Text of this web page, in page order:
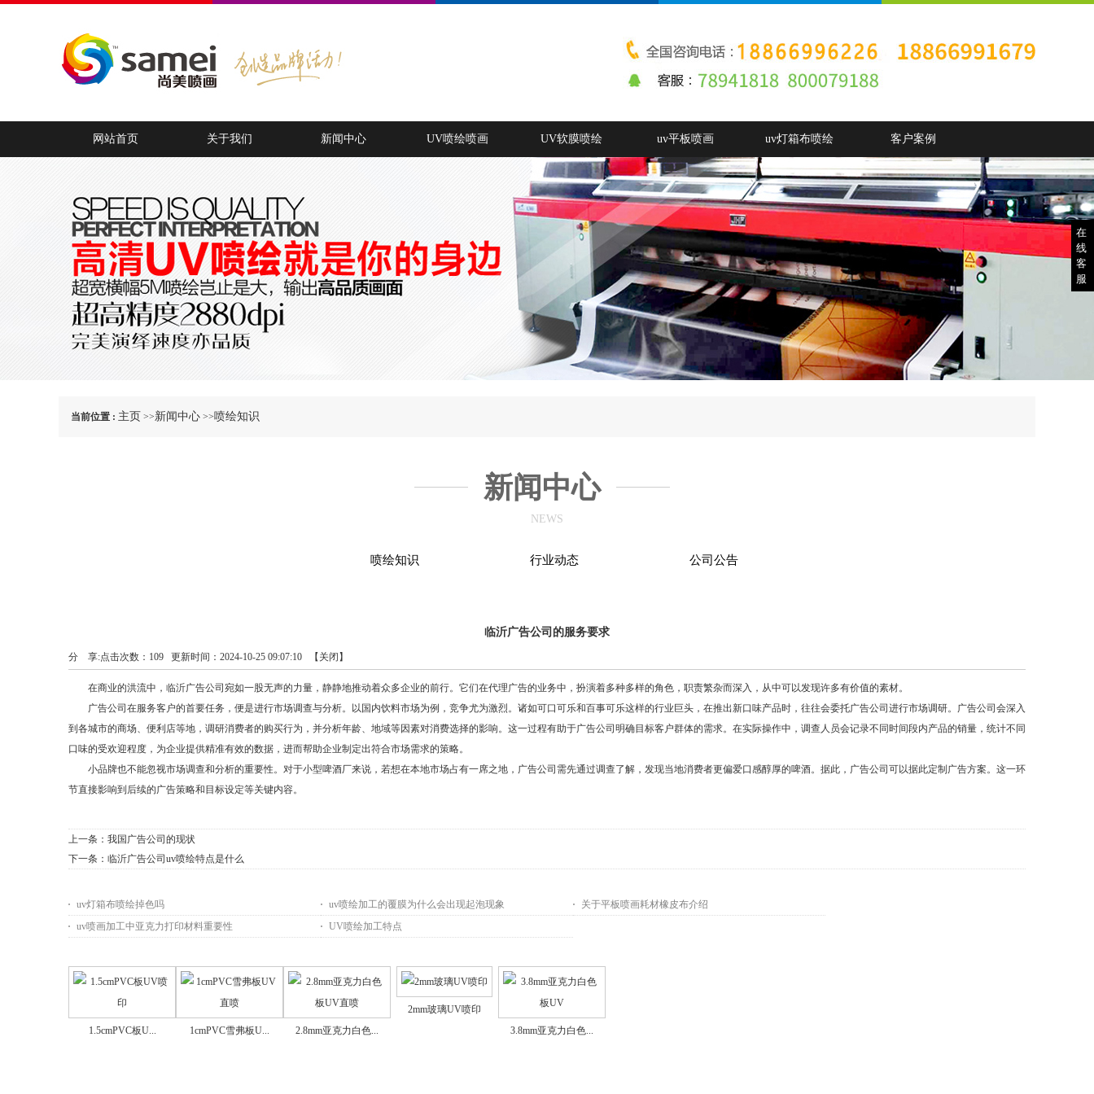
网站首页 关于我们 新闻中心 UV喷绘喷画 UV软膜喷绘 uv平板喷画 uv灯箱布喷绘 客户案例
当前位置 : 主页 >>新闻中心 >>喷绘知识
新闻中心
NEWS
喷绘知识 行业动态 公司公告
临沂广告公司的服务要求
点击次数： 109 更新时间：2024-10-25 09:07:10 【 关闭 】
分 享:
在商业的洪流中，临沂广告公司宛如一股无声的力量，静静地推动着众多企业的前行。它们在代理广告的业务中，扮演着多种多样的角色，职责繁杂而深入，从中可以发现许多有价值的素材。
广告公司在服务客户的首要任务，便是进行市场调查与分析。以国内饮料市场为例，竞争尤为激烈。诸如可口可乐和百事可乐这样的行业巨头，在推出新口味产品时，往往会委托广告公司进行市场调研。广告公司会深入
到各城市的商场、便利店等地，调研消费者的购买行为，并分析年龄、地域等因素对消费选择的影响。这一过程有助于广告公司明确目标客户群体的需求。在实际操作中，调查人员会记录不同时间段内产品的销量，统计不同
口味的受欢迎程度，为企业提供精准有效的数据，进而帮助企业制定出符合市场需求的策略。
小品牌也不能忽视市场调查和分析的重要性。对于小型啤酒厂来说，若想在本地市场占有一席之地，广告公司需先通过调查了解，发现当地消费者更偏爱口感醇厚的啤酒。据此，广告公司可以据此定制广告方案。这一环
节直接影响到后续的广告策略和目标设定等关键内容。
上一条： 我国广告公司的现状
下一条： 临沂广告公司uv喷绘特点是什么
uv灯箱布喷绘掉色吗 uv喷绘加工的覆膜为什么会出现起泡现象
关于平板喷画耗材橡皮布介绍
uv喷画加工中亚克力打印材料重要性
UV喷绘加工特点
1.5cmPVC板U... 1cmPVC雪弗板U... 2.8mm亚克力白色...
2mm玻璃UV喷印
3.8mm亚克力白色...
在
线
客
服